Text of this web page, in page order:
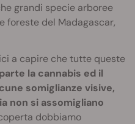
grandi specie arboree
foreste del Madagascar,
a capire che tutte queste
la cannabis ed il
somiglianze visive,
non si assomigliano
dobbiamo